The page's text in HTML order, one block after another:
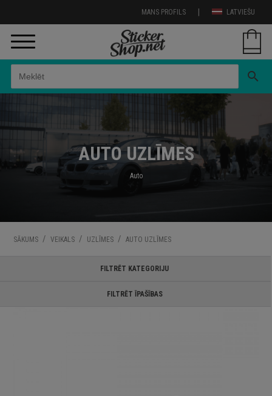
LATVIEŠU
|
MANS PROFILS
search
AUTO UZLĪMES
Auto
SĀKUMS / VEIKALS / UZLĪMES / AUTO UZLĪMES
FILTRĒT KATEGORIJU
FILTRĒT ĪPAŠĪBAS